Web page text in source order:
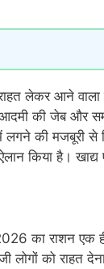
लेकर आने
आदमी की जेब और
लगने की मजबूरी से
किया है। खाद्य
का राशन एक
को राहत